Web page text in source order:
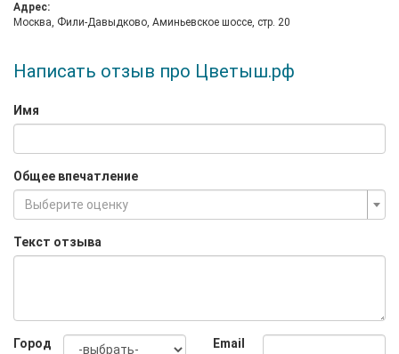
Адрес:
Москва, Фили-Давыдково, Аминьевское шоссе, стр. 20
Написать отзыв про Цветыш.рф
Имя
Общее впечатление
Выберите оценку
Текст отзыва
Город Email